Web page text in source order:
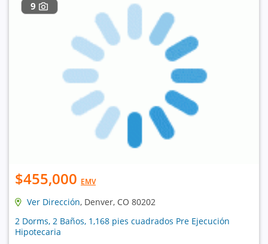
9
$455,000 EMV
Ver Dirección, Denver, CO 80202
2 Dorms, 2 Baños, 1,168 pies cuadrados Pre Ejecución
Hipotecaria